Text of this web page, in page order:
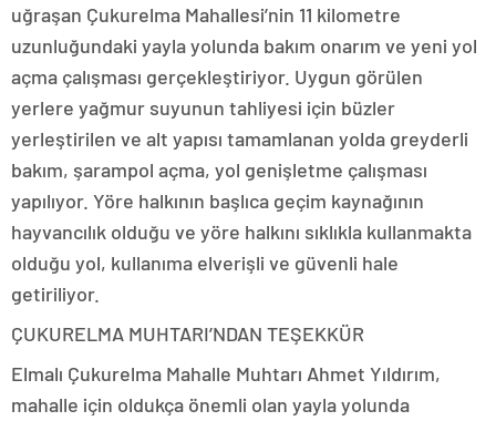
uğraşan Çukurelma Mahallesi’nin 11 kilometre
uzunluğundaki yayla yolunda bakım onarım ve yeni yol
açma çalışması gerçekleştiriyor. Uygun görülen
yerlere yağmur suyunun tahliyesi için büzler
yerleştirilen ve alt yapısı tamamlanan yolda greyderli
bakım, şarampol açma, yol genişletme çalışması
yapılıyor. Yöre halkının başlıca geçim kaynağının
hayvancılık olduğu ve yöre halkını sıklıkla kullanmakta
olduğu yol, kullanıma elverişli ve güvenli hale
getiriliyor.
ÇUKURELMA MUHTARI’NDAN TEŞEKKÜR
Elmalı Çukurelma Mahalle Muhtarı Ahmet Yıldırım,
mahalle için oldukça önemli olan yayla yolunda